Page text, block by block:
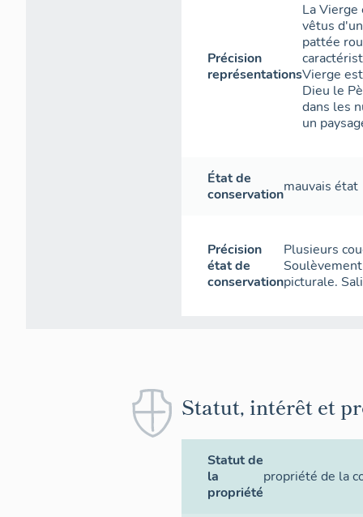
Précision
représentations
La Vierge
vêtus
pattée
Vierge
Dieu le
dans les
un
État de
conservationmauvais état
Précision
état de
conservation
Plusieurs
picturale.
Statut, intérêt et
Statut de
la
propriété
propriété de la